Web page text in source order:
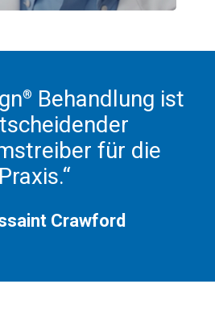
®
Behandlung ist
für die
Praxis.“
Crawford